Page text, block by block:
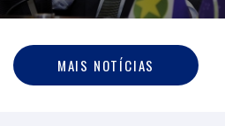
MAIS NOTÍCIAS